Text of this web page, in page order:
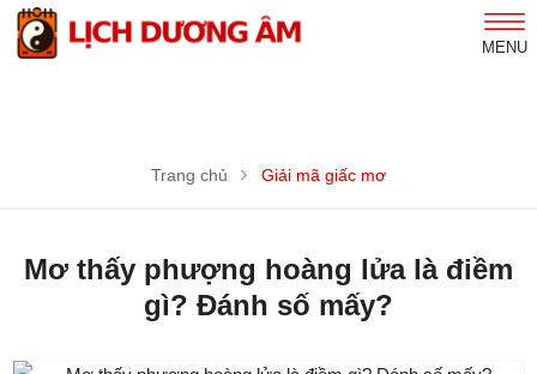
MENU
Trang chủ Giải mã giấc mơ
Mơ thấy phượng hoàng lửa là điềm
gì? Đánh số mấy?